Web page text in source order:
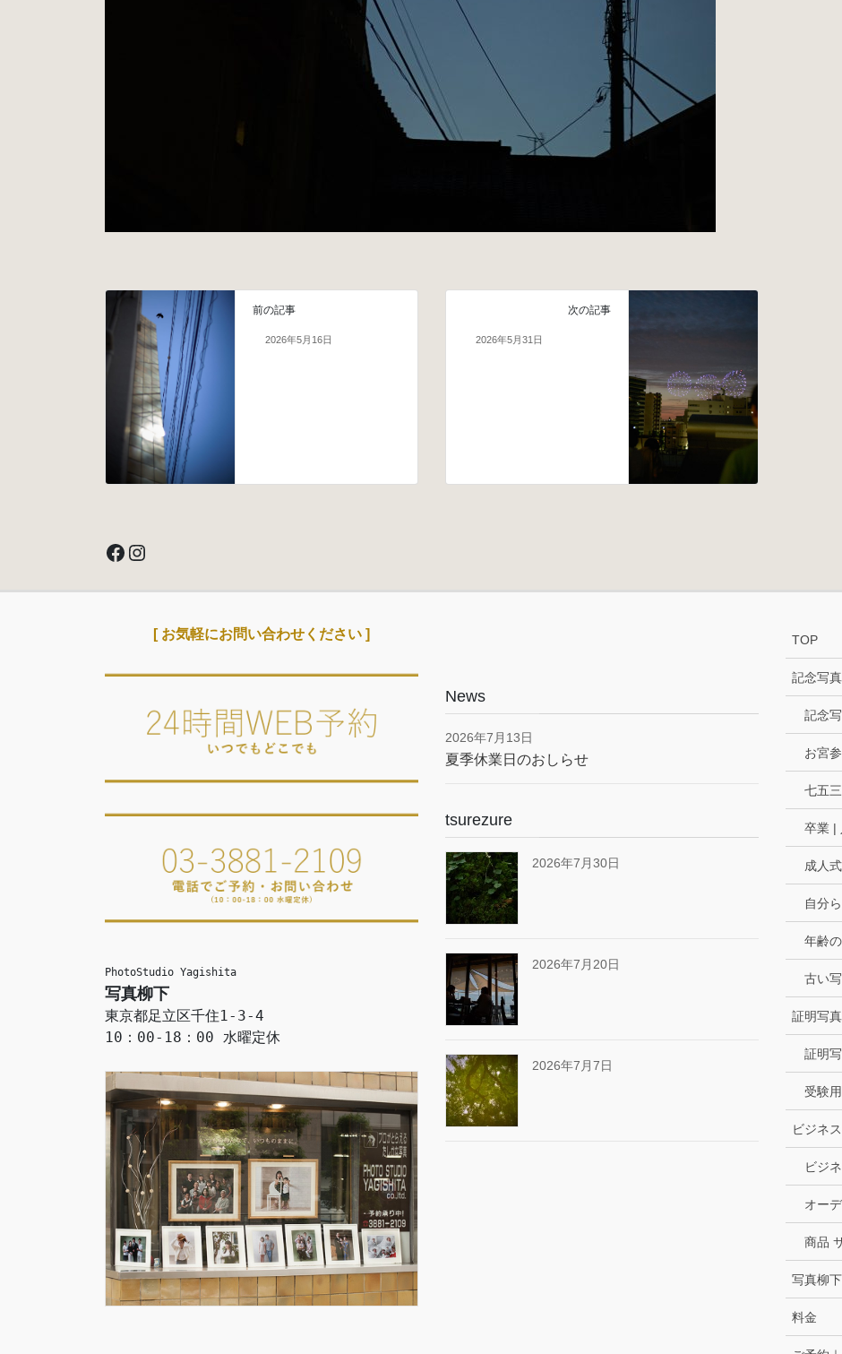
前の記事
2026年5月16日
次の記事
2026年5月31日
Facebook
Instagram
[ お気軽にお問い合わせください ]
PhotoStudio Yagishita
写真柳下
東京都足立区千住1-3-4
10：00-18：00 水曜定休
News
2026年7月13日
夏季休業日のおしらせ
tsurezure
2026年7月30日
2026年7月20日
2026年7月7日
TOP
記念写真
記念
お宮
七五三
卒業 |
成人式
自分
年齢
古い
証明写真
証明
受験
ビジネ
ビジ
オー
商品
写真柳
料金